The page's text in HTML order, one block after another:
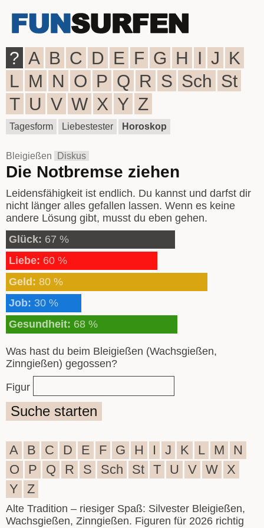
? A B C D E F G H I J K
L M N O P Q R S Sch St
T U V W X Y Z
Tagesform Liebestester Horoskop
Bleigießen Diskus
Die Notbremse ziehen
Leidensfähigkeit ist endlich. Du kannst und darfst dir
nicht länger alles gefallen lassen. Wenn es keine
andere Lösung gibt, musst du eben gehen.
Glück: 67 %
Liebe: 60 %
Geld: 80 %
Job: 30 %
Gesundheit: 68 %
Was hast du beim Bleigießen (Wachsgießen,
Zinngießen) gegossen?
Figur
Suche starten
A B C D E F G H I J K L M
N
O
P Q R S Sch St T U V W X
Y
Z
Alte Tradition – riesiger Spaß: Silvester Bleigießen,
Wachsgießen, Zinngießen. Figuren für 2026 richtig